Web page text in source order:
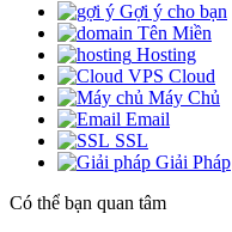
Gợi ý cho bạn
Tên Miền
Hosting
Cloud
Máy Chủ
Email
SSL
Giải Pháp
Có thể bạn quan tâm